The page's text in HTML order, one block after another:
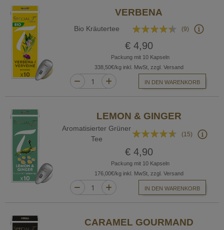
VERBENA
Bio Kräutertee
Bewertung:
84%
(9)
€ 4,90
Packung mit 10 Kapseln
338,50€/kg inkl. MwSt, zzgl. Versand
IN DEN WARENKORB
LEMON & GINGER
Aromatisierter Grüner
Tee
Bewertung:
(15)
€ 4,90
Packung mit 10 Kapseln
176,00€/kg inkl. MwSt, zzgl. Versand
IN DEN WARENKORB
CARAMEL GOURMAND